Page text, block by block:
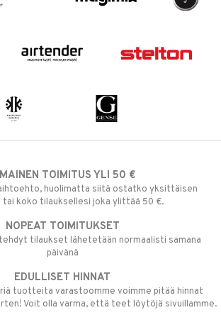
TOIMITUS YLI 50 €
huolimatta siitä ostatko yksittäisen
koko tilauksellesi joka ylittää 50 €.
NOPEAT TOIMITUKSET
tehdyt tilaukset lähetetään normaalisti samana
päivänä
EDULLISET HINNAT
tuotteita varastoomme voimme pitää hinnat
Voit olla varma, että teet löytöjä sivuillamme.